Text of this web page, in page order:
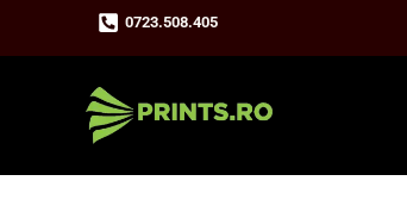
0723.508.405